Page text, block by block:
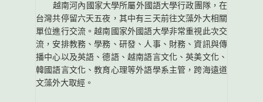
越南河內國家大學所屬外國語大學行政團隊，在
台灣共停留六天五夜，其中有三天前往文藻外大相關
單位進行交流。越南國家外國語大學非常重視此次交
流，安排教務、學務、研發、人事、財務、資訊與傳
播中心以及英語、德語、越南語言文化、英美文化、
韓國語言文化、教育心理等外語學系主管，跨海遠道
文藻外大取經。